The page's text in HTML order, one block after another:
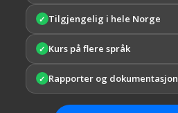
✓ Tilgjengelig i hele Norge
✓ Kurs på flere språk
✓ Rapporter og dokumentasjon